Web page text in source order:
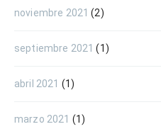
noviembre 2021 (2)
septiembre 2021 (1)
abril 2021 (1)
marzo 2021 (1)